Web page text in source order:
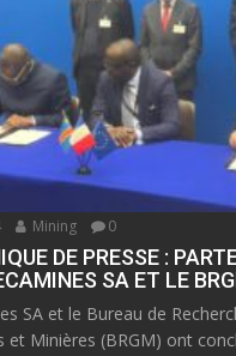
Mining 0
DE PRESSE :
SA ET LE
SA et le Bureau de
et Minières (BRGM) ont